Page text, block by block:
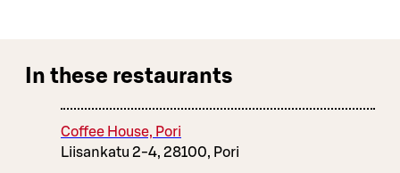
In these restaurants
Coffee House, Pori
Liisankatu 2-4, 28100, Pori